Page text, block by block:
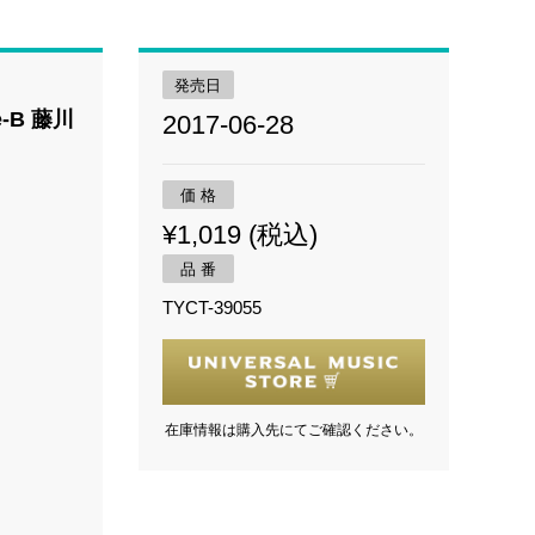
藤川
発売日
2017-06-28
価 格
¥1,019 (税込)
品 番
TYCT-39055
在庫情報は購入先にてご確認ください。